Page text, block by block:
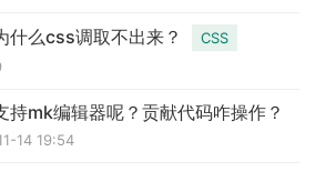
什么css调取不出来？
CSS
持mk编辑器呢？贡献代码咋操作？
14 19:54